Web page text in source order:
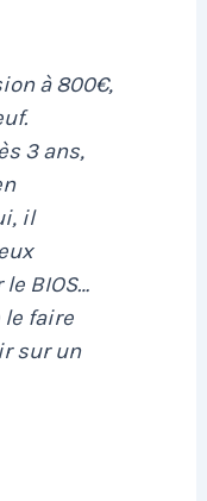
à 800€,
3 ans,
il
BIOS…
faire
sur un